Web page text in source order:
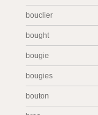
bouclier
bought
bougie
bougies
bouton